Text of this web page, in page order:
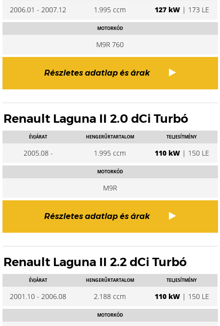
2006.01 - 2007.12 1.995 ccm 127 kW| 173 LE
MOTORKÓD
M9R 760
Részletes adatlap és árak
Renault Laguna II 2.0 dCi Turbó
ÉVJÁRAT
2005.08 -
HENGERŰRTARTALOM
1.995 ccm
TELJESÍTMÉNY
110 kW| 150 LE
MOTORKÓD
M9R
Részletes adatlap és árak
Renault Laguna II 2.2 dCi Turbó
ÉVJÁRAT
2001.10 - 2006.08
HENGERŰRTARTALOM
2.188 ccm
TELJESÍTMÉNY
110 kW| 150 LE
MOTORKÓD